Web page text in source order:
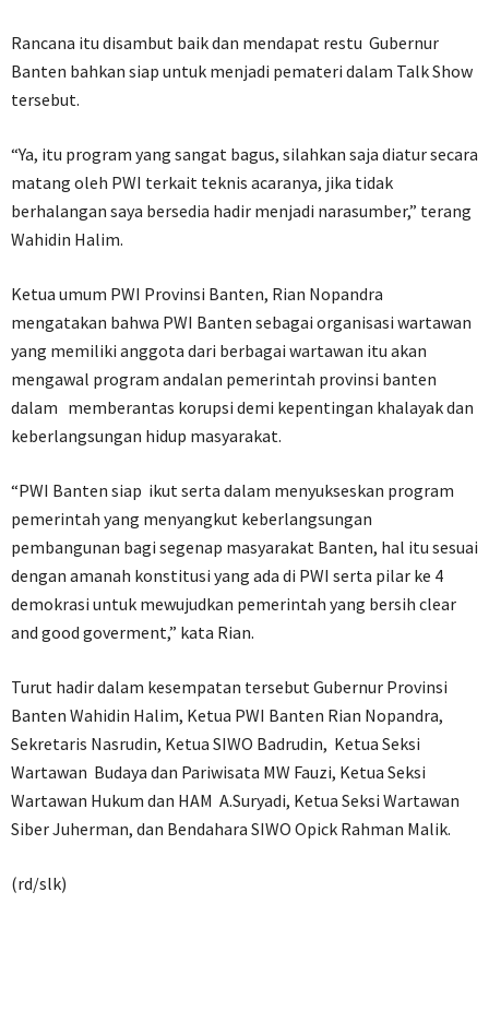
Rancana itu disambut baik dan mendapat restu Gubernur
Banten bahkan siap untuk menjadi pemateri dalam Talk Show
tersebut.
“Ya, itu program yang sangat bagus, silahkan saja diatur secara
matang oleh PWI terkait teknis acaranya, jika tidak
berhalangan saya bersedia hadir menjadi narasumber,” terang
Wahidin Halim.
Ketua umum PWI Provinsi Banten, Rian Nopandra
mengatakan bahwa PWI Banten sebagai organisasi wartawan
yang memiliki anggota dari berbagai wartawan itu akan
mengawal program andalan pemerintah provinsi banten
dalam memberantas korupsi demi kepentingan khalayak dan
keberlangsungan hidup masyarakat.
“PWI Banten siap ikut serta dalam menyukseskan program
pemerintah yang menyangkut keberlangsungan
pembangunan bagi segenap masyarakat Banten, hal itu sesuai
dengan amanah konstitusi yang ada di PWI serta pilar ke 4
demokrasi untuk mewujudkan pemerintah yang bersih clear
and good goverment,” kata Rian.
Turut hadir dalam kesempatan tersebut Gubernur Provinsi
Banten Wahidin Halim, Ketua PWI Banten Rian Nopandra,
Sekretaris Nasrudin, Ketua SIWO Badrudin, Ketua Seksi
Wartawan Budaya dan Pariwisata MW Fauzi, Ketua Seksi
Wartawan Hukum dan HAM A.Suryadi, Ketua Seksi Wartawan
Siber Juherman, dan Bendahara SIWO Opick Rahman Malik.
(rd/slk)